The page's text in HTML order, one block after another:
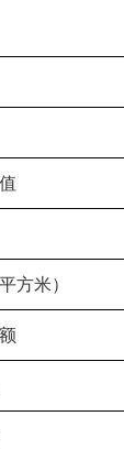
：
方米）